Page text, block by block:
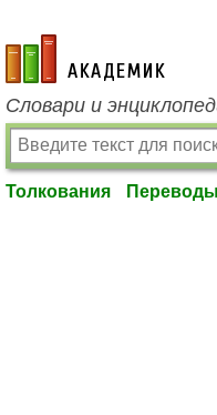
academic.ru
Словари и
Толкования Переводы